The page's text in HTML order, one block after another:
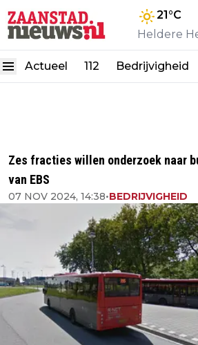
21°C
Heldere
Actueel 112 Bedrijvigheid
Zes fracties willen onderzoek naar
van EBS
07 NOV 2024, 14:38•BEDRIJVIGHEID